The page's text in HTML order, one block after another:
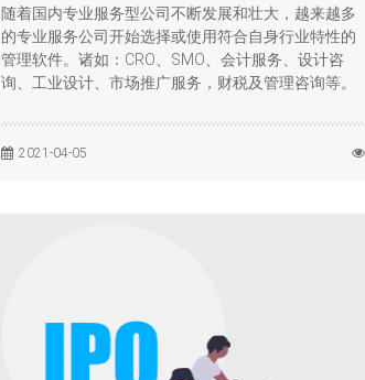
随着国内专业服务型公司不断发展和壮大，越来越多
的专业服务公司开始选择或使用符合自身行业特性的
管理软件。诸如：CRO、SMO、会计服务、设计咨
询、工业设计、市场推广服务，财税及管理咨询等。
2021-04-05